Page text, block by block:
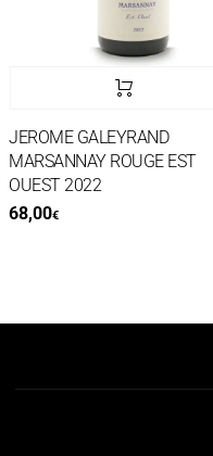
GALEYRAND
ROUGE EST
2022
€